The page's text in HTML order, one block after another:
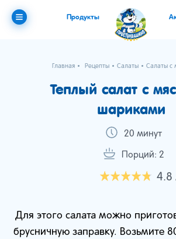
Продукты
Главная Рецепты Салаты
Салаты с
Теплый салат с
шариками
20 минут
Порций: 2
4.8
Для этого салата можно
брусничную заправку. Возьмите